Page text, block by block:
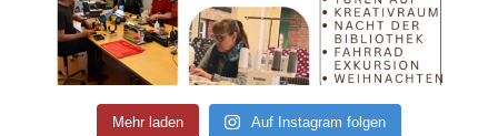
Mehr laden Auf Instagram folgen